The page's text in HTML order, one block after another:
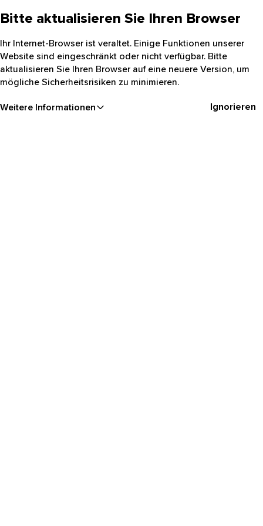
Bitte aktualisieren Sie Ihren Browser
Ihr Internet-Browser ist veraltet. Einige Funktionen unserer
Website sind eingeschränkt oder nicht verfügbar. Bitte
aktualisieren Sie Ihren Browser auf eine neuere Version, um
mögliche Sicherheitsrisiken zu minimieren.
Weitere Informationen Ignorieren